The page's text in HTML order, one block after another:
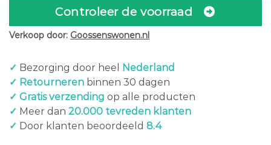
Controleer de voorraad
Verkoop door: Goossenswonen.nl
✓ Bezorging door heel
Nederland
✓ Retourneren binnen 30 dagen
✓ Gratis verzending op alle producten
✓ Meer dan 20.000 tevreden klanten
✓ Door klanten beoordeeld 8.4